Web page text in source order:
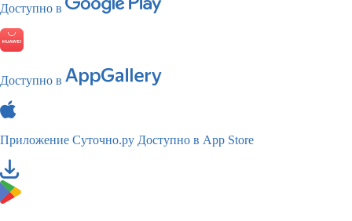
Доступно в
Доступно в
Приложение Суточно.ру Доступно в App Store